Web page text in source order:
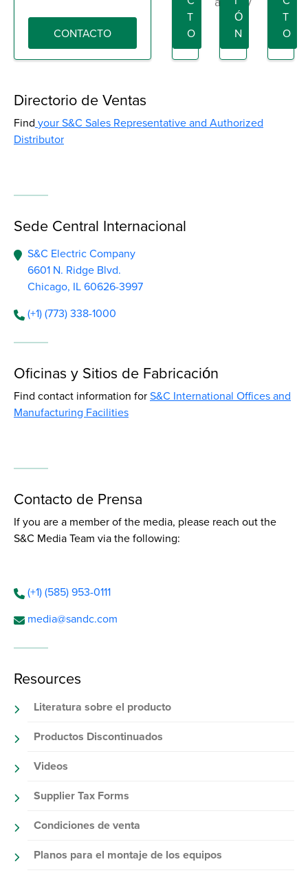
CONTACTO
T
O
Ó
N
T
O
Directorio de Ventas
Find your S&C Sales Representative and Authorized
Distributor
Sede Central Internacional
S&C Electric Company
6601 N. Ridge Blvd.
Chicago, IL60626-3997
(+1) (773) 338-1000
Oficinas y Sitios de Fabricación
Find contact information forS&C International Offices and
Manufacturing Facilities
Contacto de Prensa
If you are a member of the media, please reach out the
S&C Media Team via the following:
(+1) (585) 953-0111
media@sandc.com
Resources
Literatura sobre el producto
Productos Discontinuados
Videos
Supplier Tax Forms
Condiciones de venta
Planos para el montaje de los equipos